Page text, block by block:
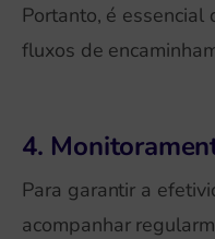
Portanto, é
fluxos de
4.
Para garantir a
acompanhar